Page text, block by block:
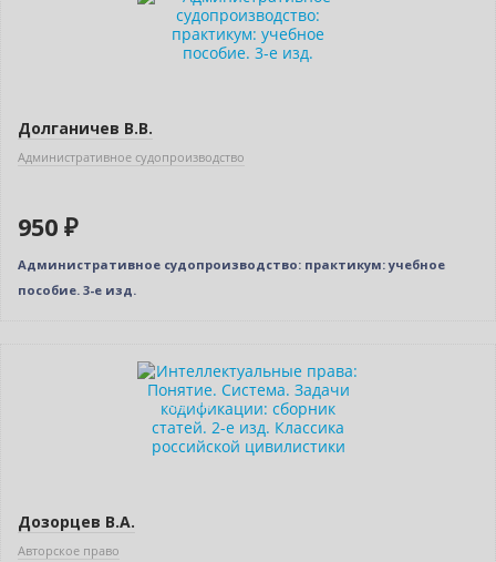
Долганичев В.В.
Административное судопроизводство
950 ₽
Административное судопроизводство: практикум: учебное
пособие. 3-е изд.
Индивидуальный подход
Дозорцев В.А.
Авторское право